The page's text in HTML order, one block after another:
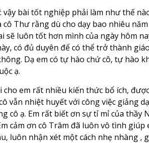
bài tốt nghiệp phải làm như thế
Thư rằng dù cho dạy bao nhiêu
luôn tốt hơn mình của ngày hôm
có đủ duyên để có thể trở thành
Dạ em có tự hào chứ cô, tự hào
ạ.
em rất nhiều kiến thức bổ ích,
nhiệt huyết với công việc giảng
cô ạ. Em rất biết ơn sự tỉ mỉ của thầy
cảm ơn cô Trâm đã luôn vô tình
luôn nhận xét một cách nhẹ nhàng ,